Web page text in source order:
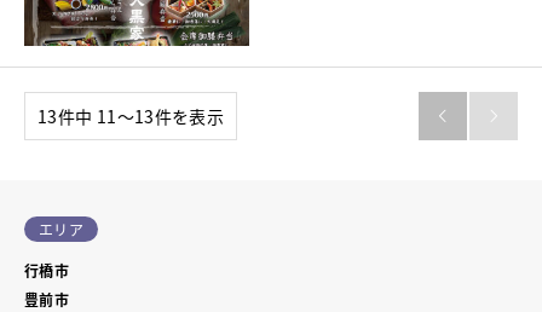
13件中 11〜13件を表示  
エリア
行橋市
豊前市